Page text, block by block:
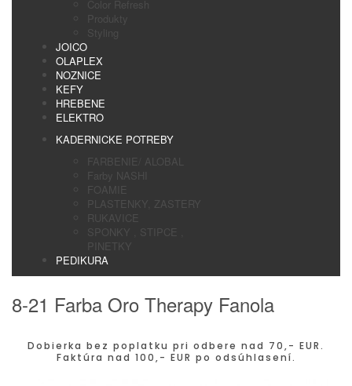
Color Refresh
Produkty
Styling
JOICO
OLAPLEX
NOZNICE
KEFY
HREBENE
ELEKTRO
KADERNICKE POTREBY
FARBENIE/ ALOBAL
Farby NASHI
FOAMIE
PLASTENKY, ZASTERY
RUKAVICE
SPONKY , STIPCE ,
PINETKY
PEDIKURA
8-21 Farba Oro Therapy Fanola
Dobierka bez poplatku pri odbere nad 70,- EUR.
Faktúra nad 100,- EUR po odsúhlasení.